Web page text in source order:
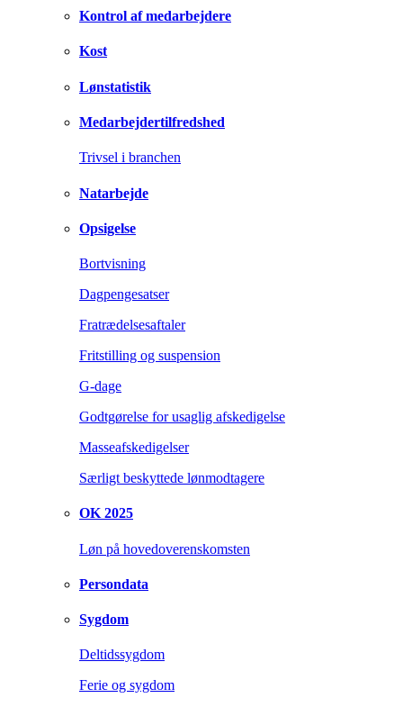
Kontrol af medarbejdere
Kost
Lønstatistik
Medarbejdertilfredshed
Trivsel i branchen
Natarbejde
Opsigelse
Bortvisning
Dagpengesatser
Fratrædelsesaftaler
Fritstilling og suspension
G-dage
Godtgørelse for usaglig afskedigelse
Masseafskedigelser
Særligt beskyttede lønmodtagere
OK 2025
Løn på hovedoverenskomsten
Persondata
Sygdom
Deltidssygdom
Ferie og sygdom